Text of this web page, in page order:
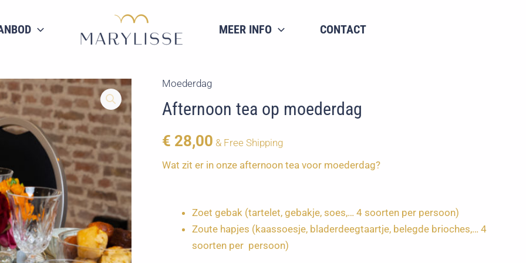
MEER INFO CONTACT
Moederdag
Afternoon tea op moederdag
€ 28,00 & Free Shipping
Wat zit er in onze afternoon tea voor moederdag?
Zoet gebak (tartelet, gebakje, soes,… 4 soorten per persoon)
Zoute hapjes (kaassoesje, bladerdeegtaartje, belegde brioches,… 4
soorten per persoon)